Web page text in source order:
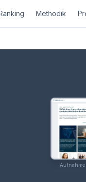
Methodik
Aufnahme